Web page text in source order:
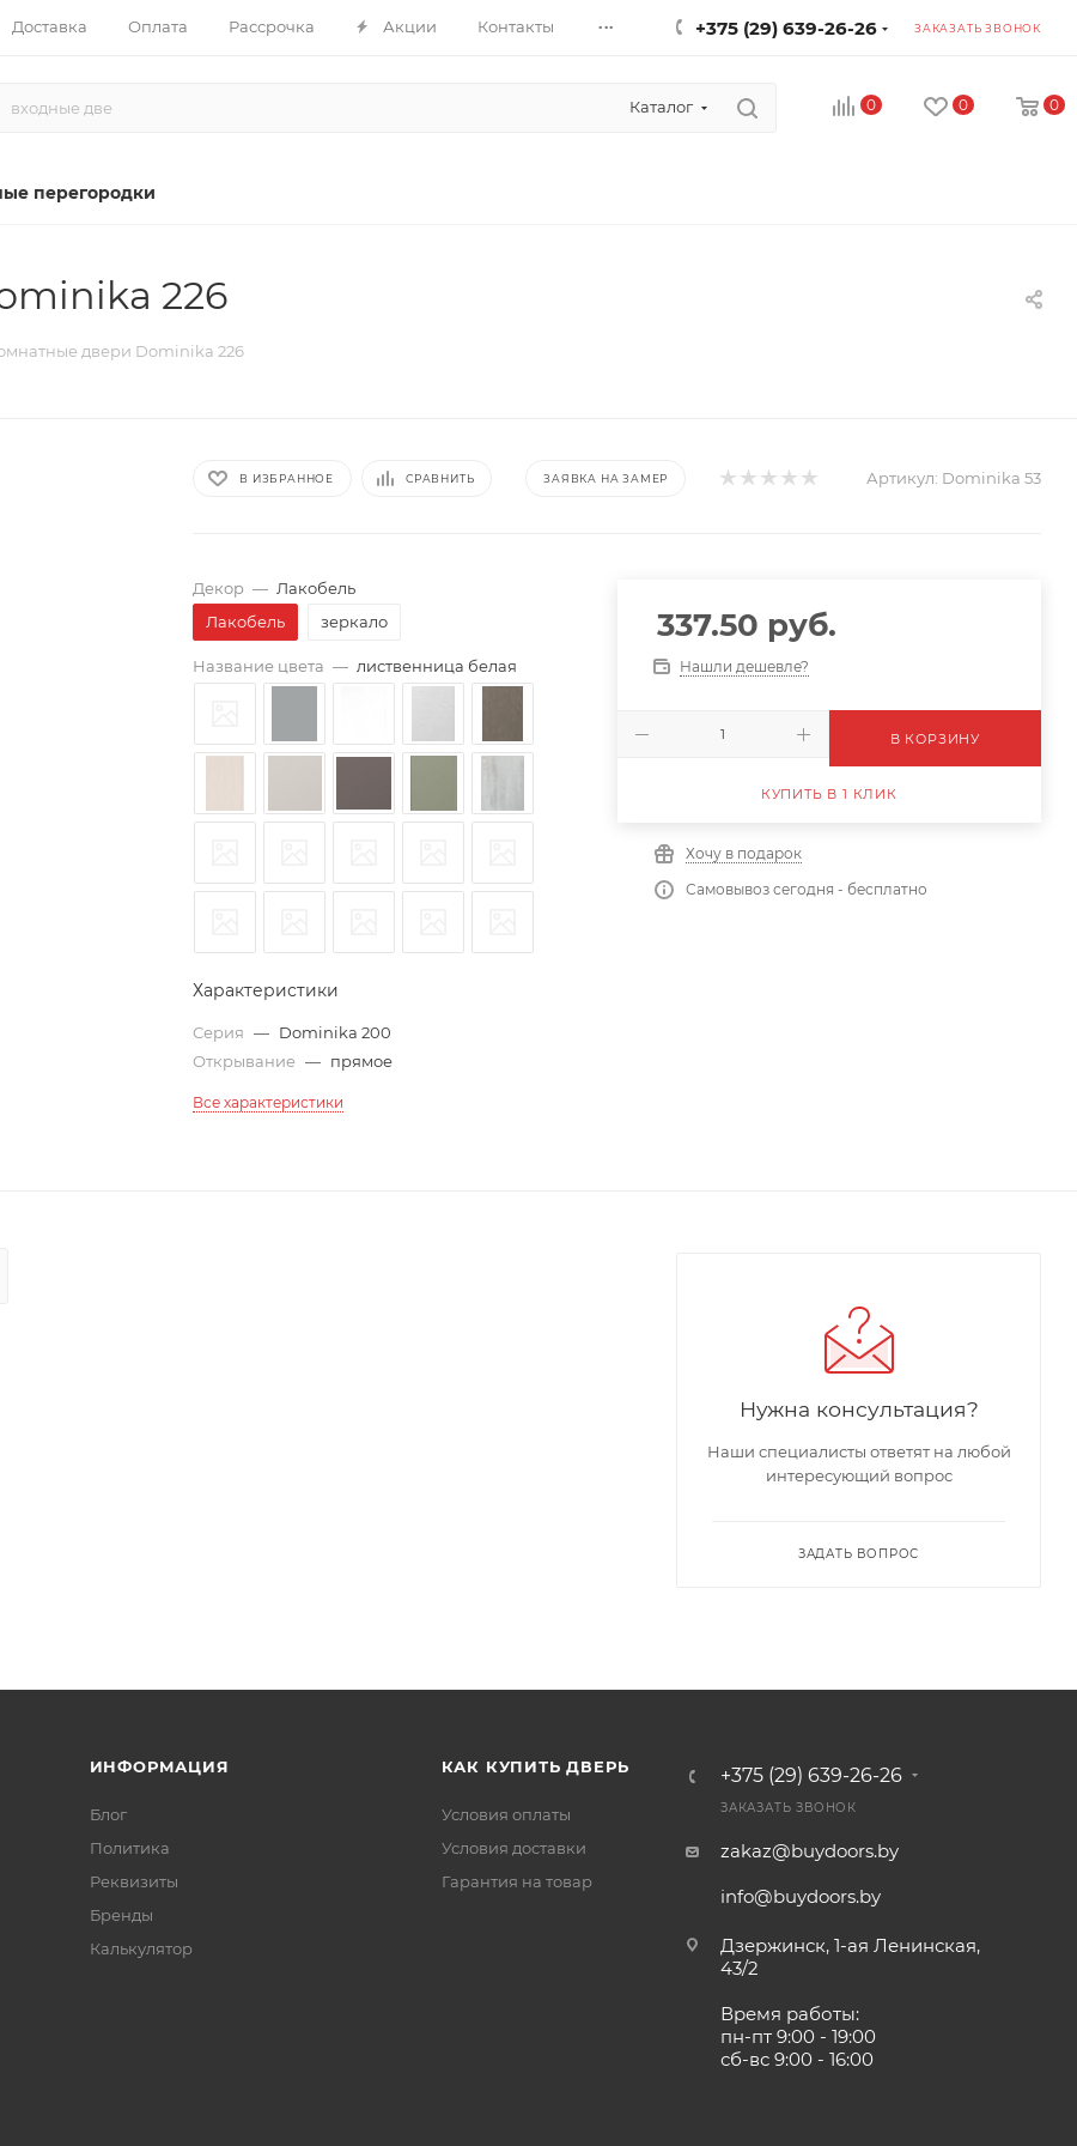
Доставка Оплата Рассрочка Акции Контакты ... +375 (29) 639-26-26 ЗАКАЗАТЬ ЗВОНОК
Каталог 0 0 0
перегородки
226
двери Dominika 226
В ИЗБРАННОЕ СРАВНИТЬ ЗАЯВКА НА ЗАМЕР Артикул: Dominika 53
Декор — Лакобель
Лакобель
зеркало
Название цвета — лиственница белая
Характеристики
Серия — Dominika 200
Открывание — прямое
Все характеристики
337.50 руб.
Нашли дешевле?
В КОРЗИНУ
КУПИТЬ В 1 КЛИК
Хочу в подарок
Самовывоз сегодня - бесплатно
Нужна консультация?
Наши специалисты ответят на любой
интересующий вопрос
ЗАДАТЬ ВОПРОС
ИНФОРМАЦИЯ
Блог
Политика
Реквизиты
Бренды
Калькулятор
КАК КУПИТЬ ДВЕРЬ
Условия оплаты
Условия доставки
Гарантия на товар
+375 (29) 639-26-26
ЗАКАЗАТЬ ЗВОНОК
zakaz@buydoors.by
info@buydoors.by
Дзержинск, 1-ая Ленинская,
43/2
Время работы:
пн-пт 9:00 - 19:00
сб-вс 9:00 - 16:00